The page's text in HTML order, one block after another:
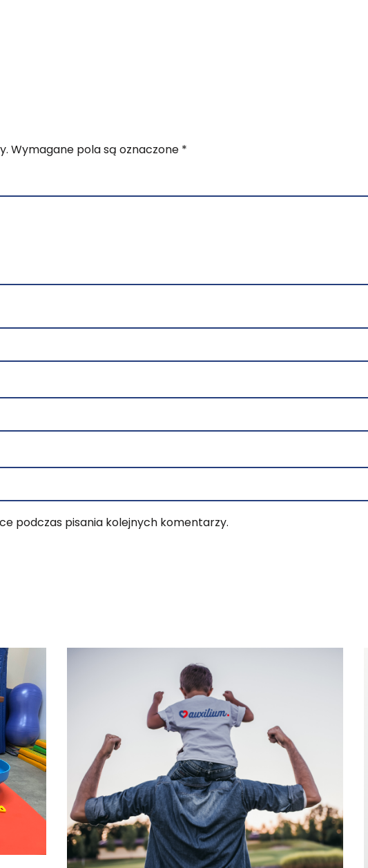
Wymagane pola są oznaczone *
podczas pisania kolejnych komentarzy.